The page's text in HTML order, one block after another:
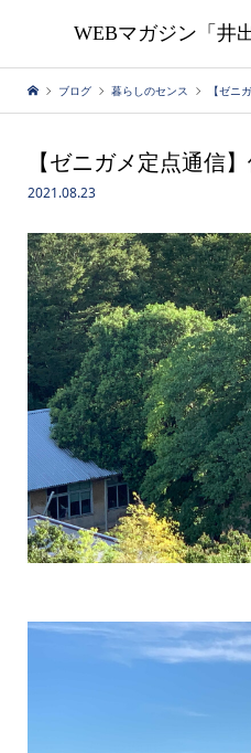
WEBマガジン「井
ブログ 暮らしのセンス 【ゼニ
【ゼニガメ定点通信
2021.08.23